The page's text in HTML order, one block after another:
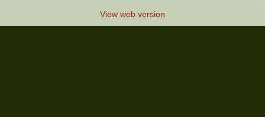
View web version